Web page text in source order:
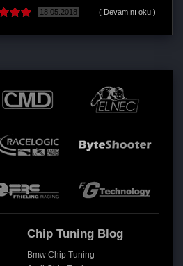
( Devamını oku )
Chip Tuning Blog
Bmw Chip Tuning